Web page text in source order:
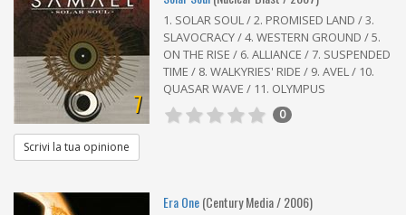
7
1. SOLAR SOUL / 2. PROMISED LAND / 3.
SLAVOCRACY / 4. WESTERN GROUND / 5.
ON THE RISE / 6. ALLIANCE / 7. SUSPENDED
TIME / 8. WALKYRIES' RIDE / 9. AVEL / 10.
QUASAR WAVE / 11. OLYMPUS
0
Scrivi la tua opinione
Era One(Century Media / 2006)